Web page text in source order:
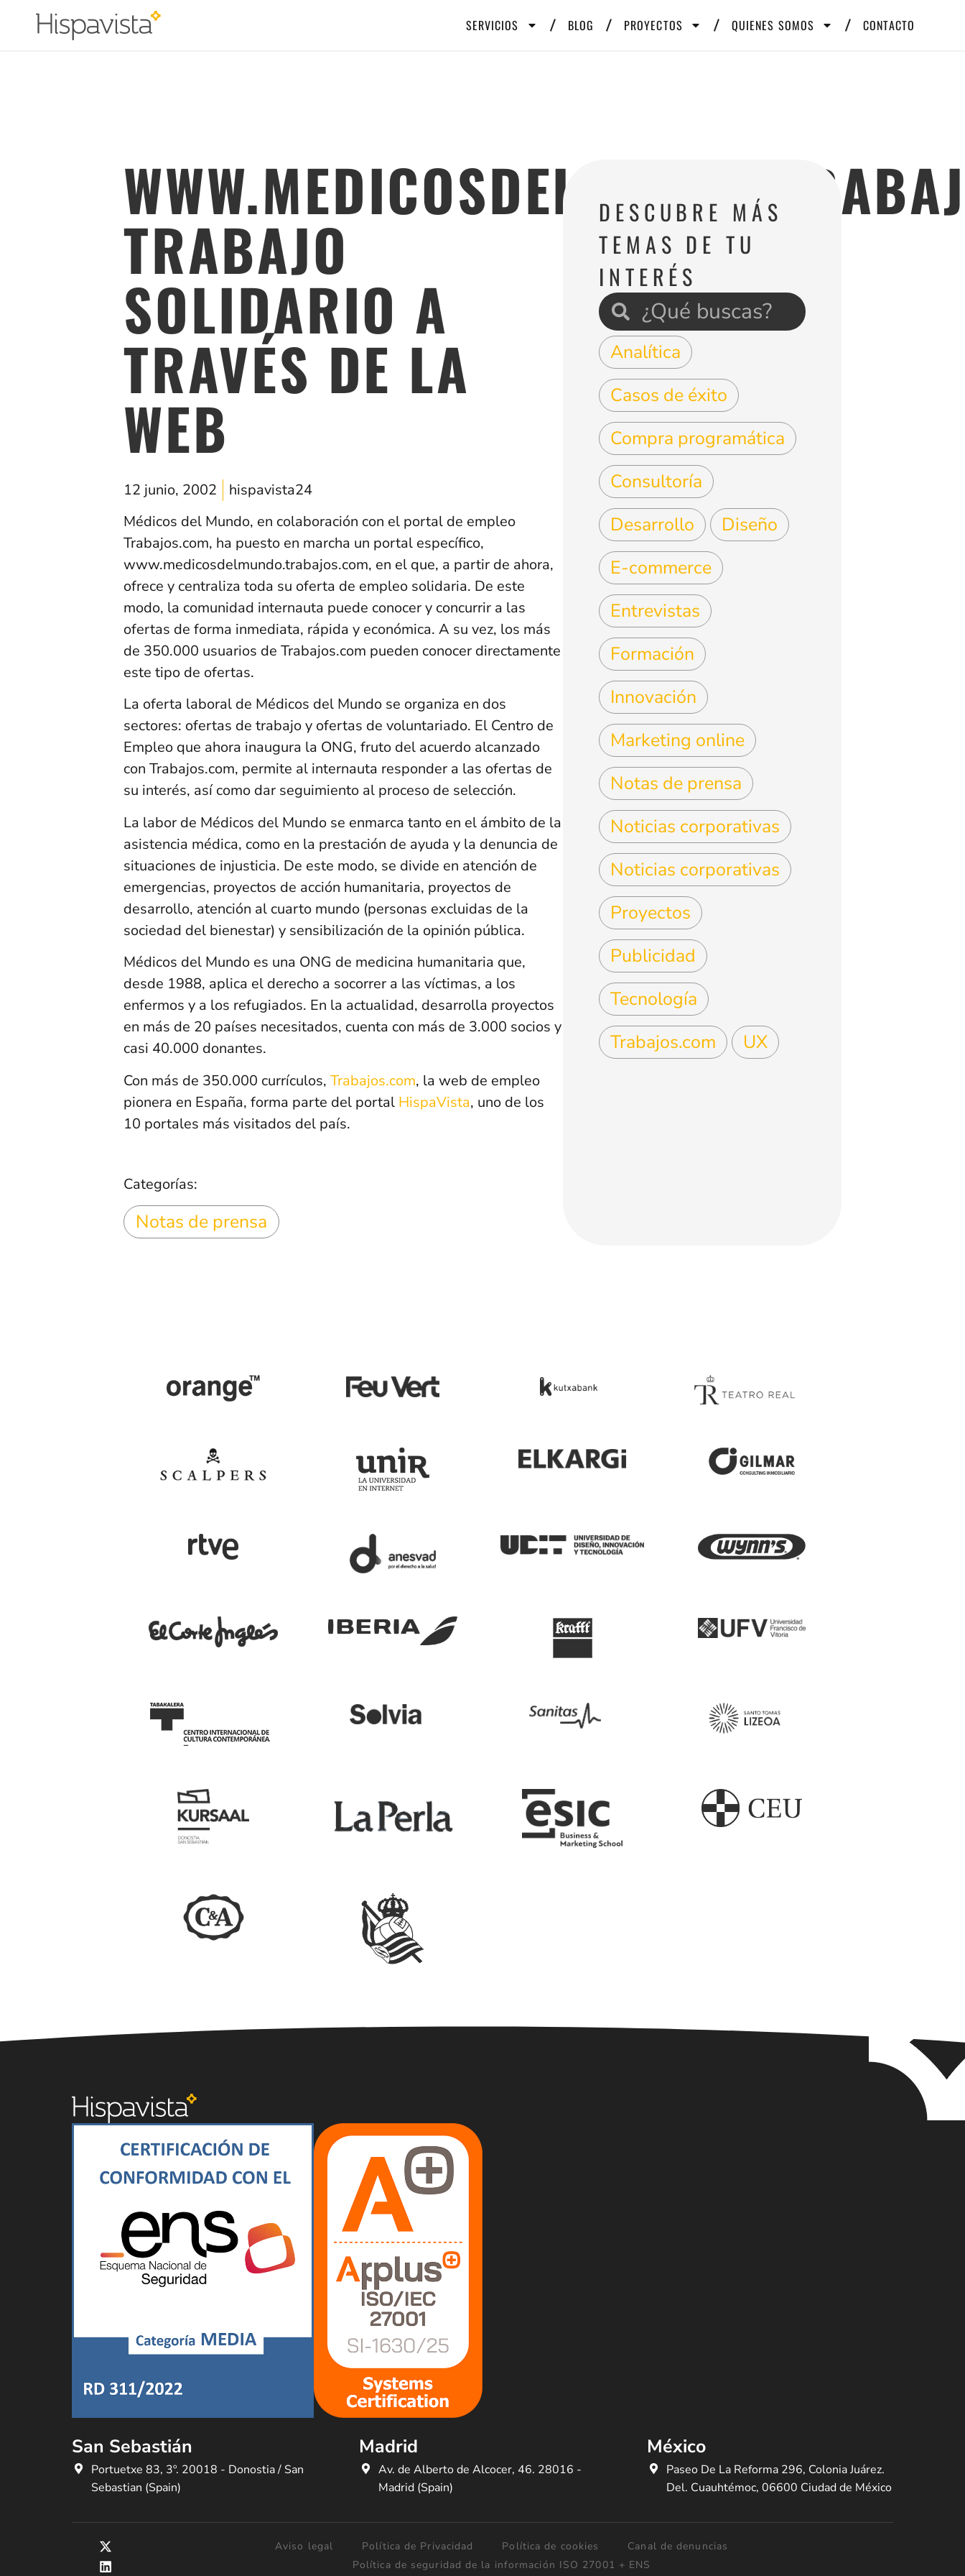
SERVICIOS BLOG PROYECTOS QUIENES SOMOS CONTACTO
TRABAJO
SOLIDARIO A
TRAVÉS DE LA
WEB
12 junio, 2002
hispavista24
Médicos del Mundo, en colaboración con el portal de empleo
Trabajos.com, ha puesto en marcha un portal específico,
www.medicosdelmundo.trabajos.com, en el que, a partir de ahora,
ofrece y centraliza toda su oferta de empleo solidaria. De este
modo, la comunidad internauta puede conocer y concurrir a las
ofertas de forma inmediata, rápida y económica. A su vez, los más
de 350.000 usuarios de Trabajos.com pueden conocer directamente
este tipo de ofertas.
La oferta laboral de Médicos del Mundo se organiza en dos
sectores: ofertas de trabajo y ofertas de voluntariado. El Centro de
Empleo que ahora inaugura la ONG, fruto del acuerdo alcanzado
con Trabajos.com, permite al internauta responder a las ofertas de
su interés, así como dar seguimiento al proceso de selección.
La labor de Médicos del Mundo se enmarca tanto en el ámbito de la
asistencia médica, como en la prestación de ayuda y la denuncia de
situaciones de injusticia. De este modo, se divide en atención de
emergencias, proyectos de acción humanitaria, proyectos de
desarrollo, atención al cuarto mundo (personas excluidas de la
sociedad del bienestar) y sensibilización de la opinión pública.
Médicos del Mundo es una ONG de medicina humanitaria que,
desde 1988, aplica el derecho a socorrer a las víctimas, a los
enfermos y a los refugiados. En la actualidad, desarrolla proyectos
en más de 20 países necesitados, cuenta con más de 3.000 socios y
casi 40.000 donantes.
Con más de 350.000 currículos, Trabajos.com, la web de empleo
pionera en España, forma parte del portal HispaVista, uno de los
10 portales más visitados del país.
Categorías:
Notas de prensa
DESCUBRE MÁS
TEMAS DE TU
INTERÉS
Analítica
Casos de éxito
Compra programática
Consultoría
Desarrollo
Diseño
E-commerce
Entrevistas
Formación
Innovación
Marketing online
Notas de prensa
Noticias corporativas
Noticias corporativas
Proyectos
Publicidad
Tecnología
Trabajos.com
UX
San Sebastián
Portuetxe 83, 3º. 20018 - Donostia / San
Sebastian (Spain)
Madrid
Av. de Alberto de Alcocer, 46. 28016 -
Madrid (Spain)
México
Paseo De La Reforma 296, Colonia Juárez.
Del. Cuauhtémoc, 06600 Ciudad de México
Aviso legal Política de Privacidad Política de cookies
Canal de denuncias
Política de seguridad de la información ISO 27001 + ENS